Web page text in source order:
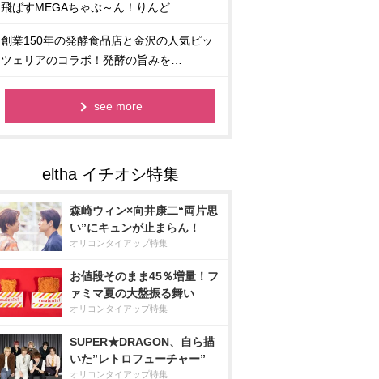
飛ばすMEGAちゃぷ～ん！りんど…
創業150年の発酵食品店と金沢の人気ピッ
ツェリアのコラボ！発酵の旨みを…
see more
森崎ウィン×向井康二“両片思
い”にキュンが止まらん！
オリコンタイアップ特集
お値段そのまま45％増量！フ
ァミマ夏の大盤振る舞い
オリコンタイアップ特集
SUPER★DRAGON、自ら描
いた”レトロフューチャー”
オリコンタイアップ特集